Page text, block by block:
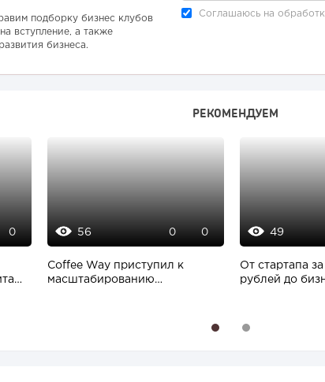
подборку бизнес клубов
вступление, а также
бизнеса.
Соглашаюсь на
РЕКОМЕНДУЕМ
0 56 0 0
Coffee Way приступил к
масштабированию
49
От стартапа
рублей до
1 2